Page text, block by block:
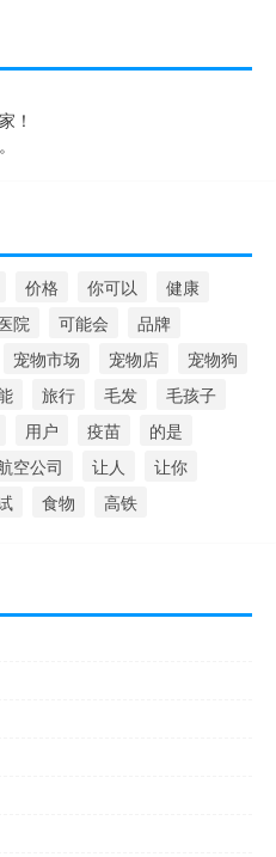
！
价格 你可以
健康
院 可能会
品牌
宠物市场 宠物店
宠物狗
旅行 毛发
毛孩子
用户 疫苗
的是
空公司 让人
让你
食物 高铁